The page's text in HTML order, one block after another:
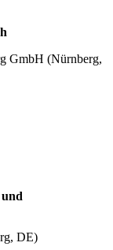
GmbH (Nürnberg,
und
DE)